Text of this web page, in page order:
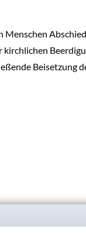
Menschen
Beisetzung